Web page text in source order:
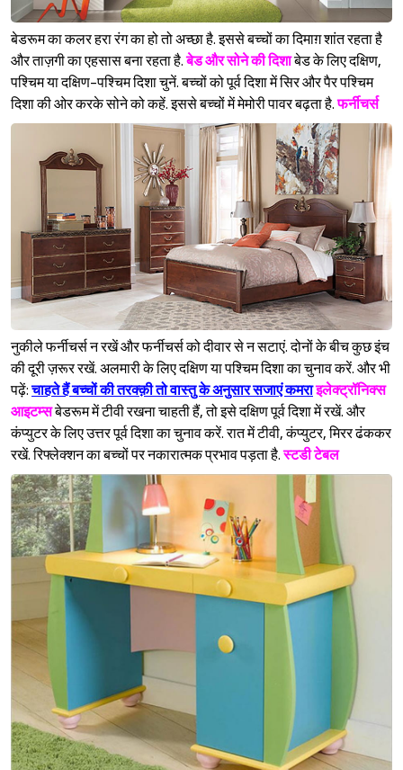
Sign in
बेडरूम का कलर हरा रंग का हो तो अच्छा है. इससे बच्चों का दिमाग़ शांत रहता है
और ताज़गी का एहसास बना रहता है.बेड और सोने की दिशाबेड के लिए दक्षिण,
पश्‍चिम या दक्षिण-पश्‍चिम दिशा चुनें. बच्चों को पूर्व दिशा में सिर और पैर पश्‍चिम
दिशा की ओर करके सोने को कहें. इससे बच्चों में मेमोरी पावर बढ़ता है.फर्नीचर्स
नुकीले फर्नीचर्स न रखें और फर्नीचर्स को दीवार से न सटाएं. दोनों के बीच कुछ इंच
की दूरी ज़रूर रखें. अलमारी के लिए दक्षिण या पश्‍चिम दिशा का चुनाव करें. और भी
पढ़ें:चाहते हैं बच्चों की तरक्क़ी तो वास्तु के अनुसार सजाएं कमराइलेक्ट्रॉनिक्स
आइटम्सबेडरूम में टीवी रखना चाहती हैं, तो इसे दक्षिण पूर्व दिशा में रखें. और
कंप्युटर के लिए उत्तर पूर्व दिशा का चुनाव करें. रात में टीवी, कंप्युटर, मिरर ढंककर
रखें. रिफ्लेक्शन का बच्चों पर नकारात्मक प्रभाव पड़ता है.स्टडी टेबल